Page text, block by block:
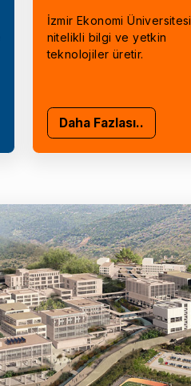
İzmir Ekonomi Üniversitesi,
nitelikli bilgi ve yetkin
teknolojiler üretir.
Daha Fazlası..